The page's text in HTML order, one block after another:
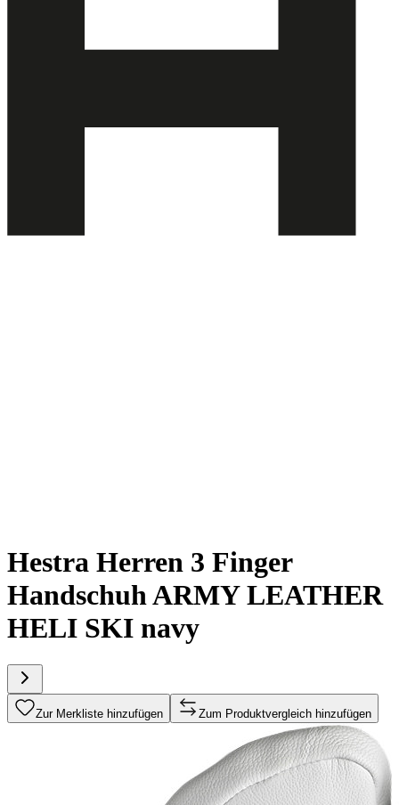
Hestra Herren 3 Finger
Handschuh ARMY LEATHER
HELI SKI navy
Zur Merkliste hinzufügen Zum Produktvergleich hinzufügen